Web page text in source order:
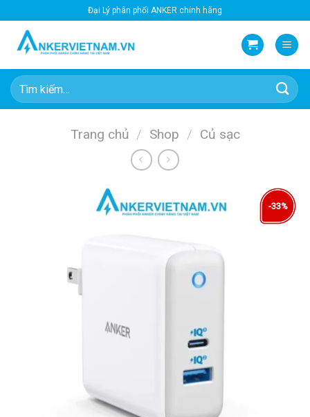
qua
Đại Lý phân phối ANKER chính hãng
Tìm
kiếm:
Trang chủ / Shop / Củ sạc
-33%